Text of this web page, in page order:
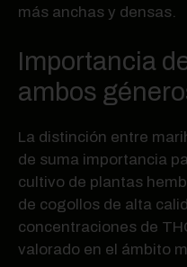
más anchas y densas.
Importancia
ambos
La distinción entre
de suma importancia
cultivo de plantas
de cogollos de alta
concentraciones de
valorado en el ámbito